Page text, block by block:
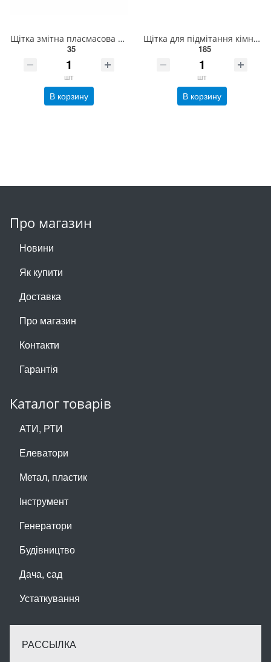
Щітка змітна пласмасова VIROK 26,5см 12V018
35
шт
В корзину
Щітка для підмітання кімнат VIROK 300х54 мм. м'яка кінський волос+поліпропілен [20] 12V010
185
шт
В корзину
Про магазин
Новини
Як купити
Доставка
Про магазин
Контакти
Гарантія
Каталог товарів
АТИ, РТИ
Елеватори
Метал, пластик
Інструмент
Генератори
Будівництво
Дача, сад
Устаткування
РАССЫЛКА